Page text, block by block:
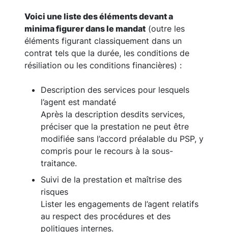
Voici une liste des éléments devant a
minima figurer dans le mandat (outre les
éléments figurant classiquement dans un
contrat tels que la durée, les conditions de
résiliation ou les conditions financières) :
Description des services pour lesquels
l’agent est mandaté
Après la description desdits services,
préciser que la prestation ne peut être
modifiée sans l’accord préalable du PSP, y
compris pour le recours à la sous-
traitance.
Suivi de la prestation et maîtrise des
risques
Lister les engagements de l’agent relatifs
au respect des procédures et des
politiques internes.